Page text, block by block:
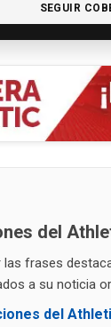
SEGUIR
del
frases
a su noticia
del